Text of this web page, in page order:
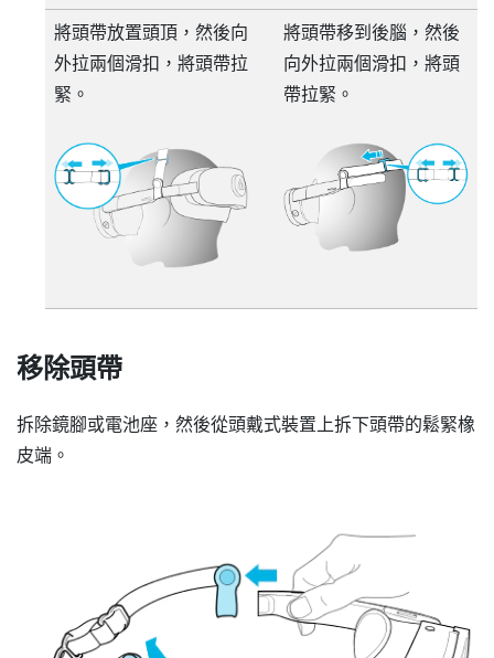
將頭帶放置頭頂，然後向
外拉兩個滑扣，將頭帶拉
緊。
將頭帶移到後腦，然後
向外拉兩個滑扣，將頭
帶拉緊。
移除頭帶
拆除鏡腳或電池座，然後從頭戴式裝置上拆下頭帶的鬆緊橡
皮端。